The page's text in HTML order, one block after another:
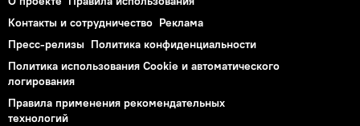
Контакты и сотрудничество Реклама
Пресс-релизы Политика конфиденциальности
Политика использования Cookie и автоматического
логирования
Правила применения рекомендательных
технологий